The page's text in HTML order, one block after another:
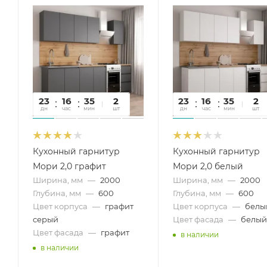
23
дн
16
час
35
мин
13
сек
2
шт
Кухонный гарнитур
Мори 2,0 графит
Ширина, мм — 2000
Глубина, мм — 600
Цвет корпуса — графит
серый
Цвет фасада — графит
в наличии
23
дн
16
час
35
мин
13
сек
2
шт
Кухонный гарнитур
Мори 2,0 белый
Ширина, мм — 2000
Глубина, мм — 600
Цвет корпуса —
Цвет фасада — белый
в наличии